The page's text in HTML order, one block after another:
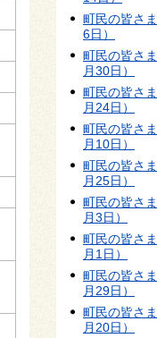
町民の皆さ
6日）
町民の皆さ
月30日）
町民の皆さ
月24日）
町民の皆さ
月10日）
町民の皆さ
月25日）
町民の皆さ
月3日）
町民の皆さ
月1日）
町民の皆さ
月29日）
町民の皆さ
月20日）